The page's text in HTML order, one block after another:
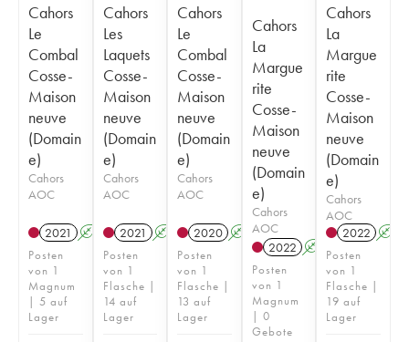
Cahors
Le
Combal
Cosse-
Maison
neuve
(Domain
e)
Cahors
AOC
2021 A
Posten
von 1
Magnum
| 5 auf
Lager
Cahors
Les
Laquets
Cosse-
Maison
neuve
(Domain
e)
Cahors
AOC
2021 A
Posten
von 1
Flasche |
14 auf
Lager
Cahors
Le
Combal
Cosse-
Maison
neuve
(Domain
e)
Cahors
AOC
2020 A
Posten
von 1
Flasche |
13 auf
Lager
Cahors
La
Margue
rite
Cosse-
Maison
neuve
(Domain
e)
Cahors
AOC
2022 A
Posten
von 1
Magnum
| 0
Gebote
Cahors
La
Margue
rite
Cosse-
Maison
neuve
(Domain
e)
Cahors
AOC
2022 A
Posten
von 1
Flasche |
19 auf
Lager